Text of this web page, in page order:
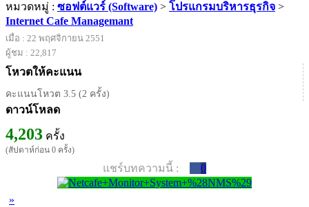
หมวดหมู่ : ซอฟต์แวร์ (Software) > โปรแกรมบริหารธุรกิจ >
Internet Cafe Managemant
เมื่อ : 22 พฤศจิกายน 2551
ผู้ชม : 22,817
โหวตให้คะแนน
คะแนนโหวต 3.5 (2 ครั้ง)
ดาวน์โหลด
4,203 ครั้ง
(สัปดาห์ก่อน 0 ครั้ง)
แชร์บทความนี้ : 0
»